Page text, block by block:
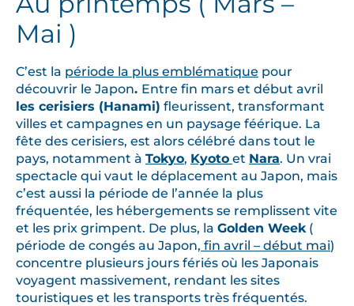
Mai )
C’est la période la plus emblématique pour
découvrir le Japon. Entre fin mars et début avril
les cerisiers (Hanami) fleurissent, transformant
villes et campagnes en un paysage féérique. La
fête des cerisiers, est alors célébré dans tout le
pays, notamment à Tokyo, Kyoto et Nara. Un vrai
spectacle qui vaut le déplacement au Japon, mais
c’est aussi la période de l’année la plus
fréquentée, les hébergements se remplissent vite
et les prix grimpent. De plus, la Golden Week (
période de congés au Japon, fin avril – début mai)
concentre plusieurs jours fériés où les Japonais
voyagent massivement, rendant les sites
touristiques et les transports très fréquentés.